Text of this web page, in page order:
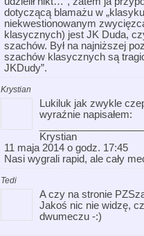
dotyczącą blamażu w
niekwestionowanym
klasycznych) jest JK Duda,
szachów. Był na najniższej
szachów klasycznych są
JKDudy”.
Krystian
Lukiluk jak zwykle
wyraźnie napisałem:
Krystian
11 maja 2014 o godz. 17:45
Nasi wygrali rapid, ale cały
Tedi
A czy na stronie
Jakoś nic nie widzę,
dwumeczu -:)